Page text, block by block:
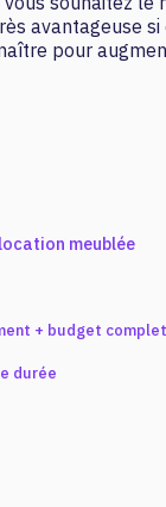
avantageuse
pour
meublée
+ budget complet
durée